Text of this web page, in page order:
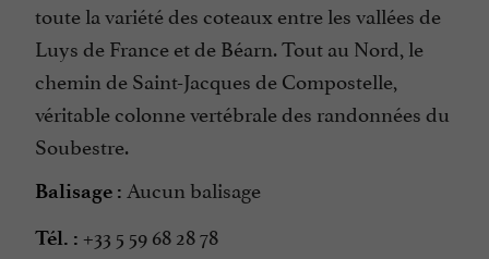
toute la variété des coteaux entre les vallées de
Luys de France et de Béarn. Tout au Nord, le
chemin de Saint-Jacques de Compostelle,
véritable colonne vertébrale des randonnées du
Soubestre.
Balisage : Aucun balisage
Tél. : +33 5 59 68 28 78